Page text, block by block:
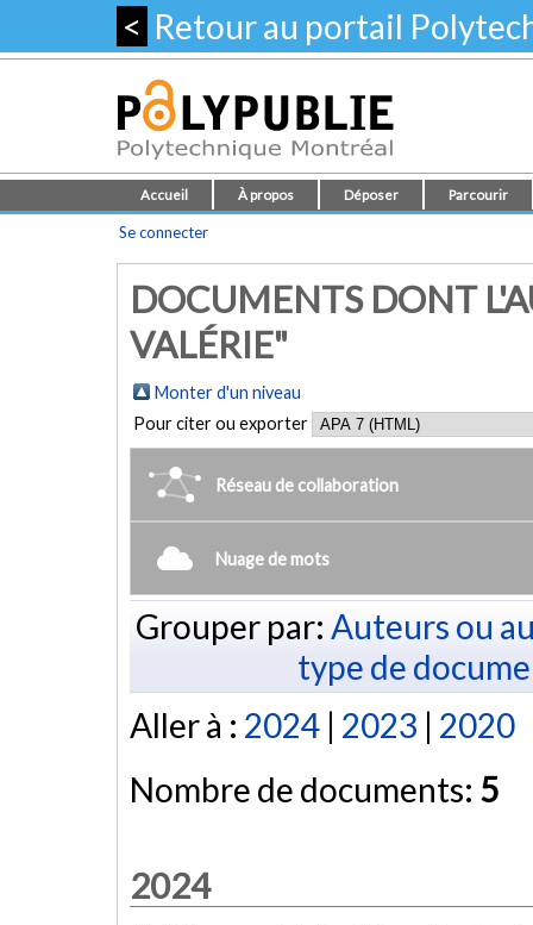
< Retour au portail
Accueil À propos Déposer Parcourir
Se connecter
DOCUMENTS DONT
VALÉRIE"
Monter d'un niveau
Pour citer ou exporter
Réseau de collaboration
Nuage de mots
Grouper par: Auteurs ou
type de
Aller à : 2024 | 2023 | 2020
Nombre de documents: 5
2024